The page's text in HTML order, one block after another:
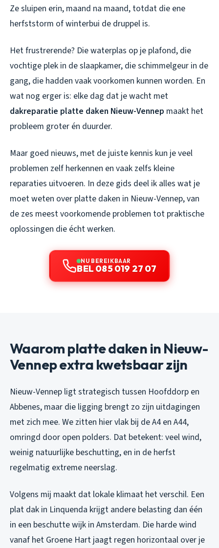
Ze sluipen erin, maand na maand, totdat die ene
herfststorm of winterbui de druppel is.
Het frustrerende? Die waterplas op je plafond, die
vochtige plek in de slaapkamer, die schimmelgeur in de
gang, die hadden vaak voorkomen kunnen worden. En
wat nog erger is: elke dag dat je wacht met
dakreparatie platte daken Nieuw-Vennep maakt het
probleem groter én duurder.
Maar goed nieuws, met de juiste kennis kun je veel
problemen zelf herkennen en vaak zelfs kleine
reparaties uitvoeren. In deze gids deel ik alles wat je
moet weten over platte daken in Nieuw-Vennep, van
de zes meest voorkomende problemen tot praktische
oplossingen die écht werken.
NU BEREIKBAAR
BEL 085 019 27 07
Waarom platte daken in Nieuw-
Vennep extra kwetsbaar zijn
Nieuw-Vennep ligt strategisch tussen Hoofddorp en
Abbenes, maar die ligging brengt zo zijn uitdagingen
met zich mee. We zitten hier vlak bij de A4 en A44,
omringd door open polders. Dat betekent: veel wind,
weinig natuurlijke beschutting, en in de herfst
regelmatig extreme neerslag.
Volgens mij maakt dat lokale klimaat het verschil. Een
plat dak in Linquenda krijgt andere belasting dan één
in een beschutte wijk in Amsterdam. Die harde wind
vanaf het Groene Hart jaagt regen horizontaal over je